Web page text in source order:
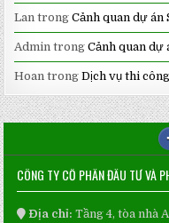
Lan trongCảnh quan dự
Admin trongCảnh quan
Hoan trongDịch vụ thi
CÔNG TY CỔ PHẦN ĐẦU TƯ VÀ
Địa chỉ: Tầng 4, tòa nhà